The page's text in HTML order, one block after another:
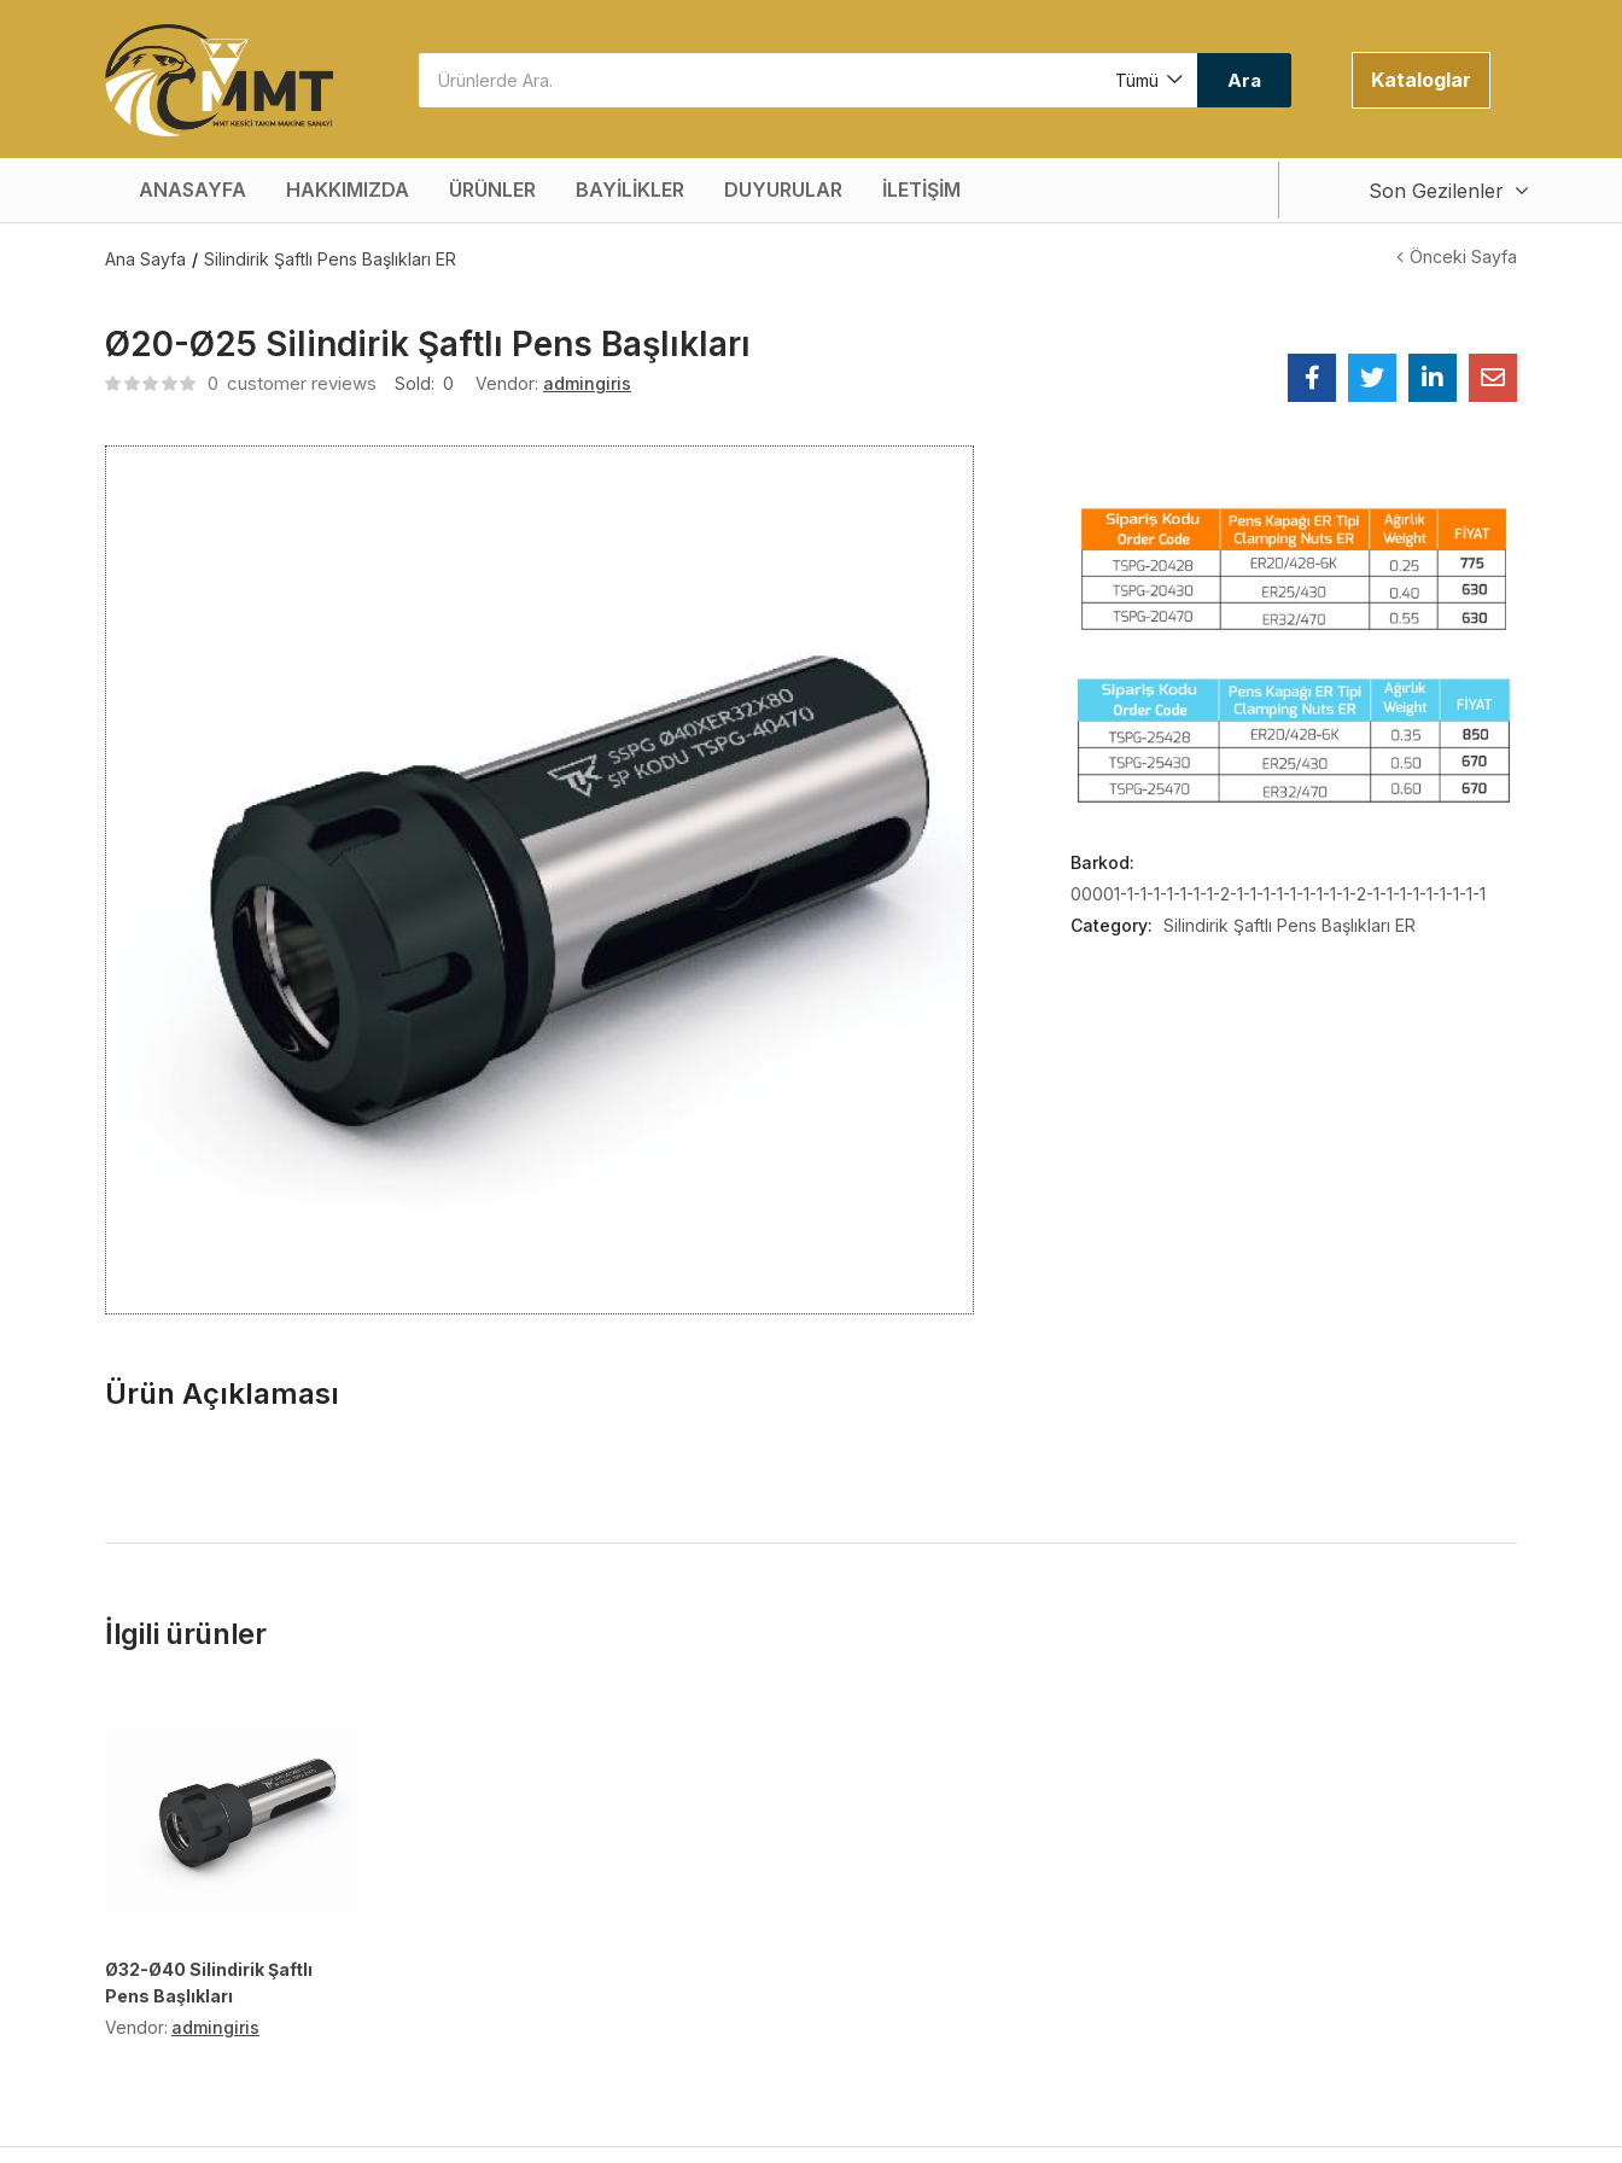
Tümü Ara Kataloglar
ANASAYFA HAKKIMIZDA ÜRÜNLER BAYİLİKLER DUYURULAR İLETİŞİM Son Gezilenler
Ana Sayfa Silindirik Şaftlı Pens Başlıkları ER Önceki Sayfa
Ø20-Ø25 Silindirik Şaftlı Pens Başlıkları
0 customer reviews Sold: 0 Vendor: admingiris
Barkod:
00001-1-1-1-1-1-1-1-2-1-1-1-1-1-1-1-1-1-2-1-1-1-1-1-1-1-1-1
Category: Silindirik Şaftlı Pens Başlıkları ER
Ürün Açıklaması
İlgili ürünler
Ø32-Ø40 Silindirik Şaftlı
Pens Başlıkları
Vendor: admingiris